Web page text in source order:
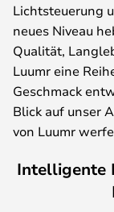
Lichtsteuerung
neues Niveau
Qualität,
Luumr eine
Geschmack
Blick auf unser
von Luumr
Intelligente